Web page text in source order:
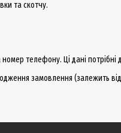
та скотчу.
телефону. Ці дані
замовлення (залежить